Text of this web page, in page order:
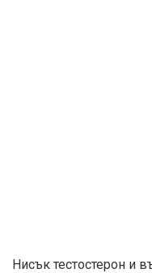
Нисък тестостерон и